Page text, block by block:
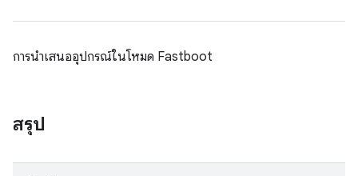
การนําเสนออุปกรณ์ในโหมด Fastboot
สรุป